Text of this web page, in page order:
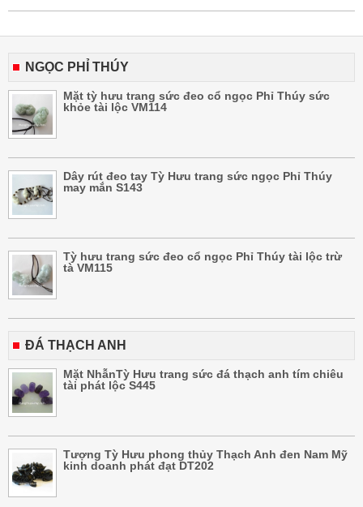
NGỌC PHỈ THÚY
Mặt tỳ hưu trang sức đeo cổ ngọc Phỉ Thúy sức
khỏe tài lộc VM114
Dây rút đeo tay Tỳ Hưu trang sức ngọc Phỉ Thúy
may mắn S143
Tỳ hưu trang sức đeo cổ ngọc Phỉ Thúy tài lộc trừ
tà VM115
ĐÁ THẠCH ANH
Mặt NhẫnTỳ Hưu trang sức đá thạch anh tím chiêu
tài phát lộc S445
Tượng Tỳ Hưu phong thủy Thạch Anh đen Nam Mỹ
kinh doanh phát đạt DT202